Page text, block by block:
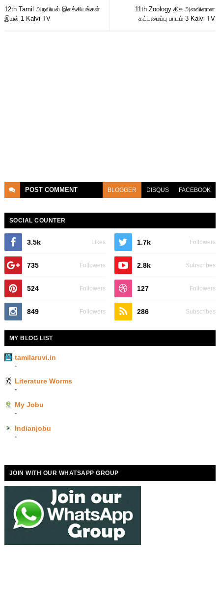
11th Zoology திசு அளவிளான
கட்டமைப்பு பாடம் 3 Kalvi TV
12th Tamil அறவியல் இலக்கியங்கள்
இயல் 1 Kalvi TV
POST COMMENT BLOGGER DISQUS FACEBOOK
SOCIAL COUNTER
3.5k Likes 1.7k Followers
735 Followers 2.8k Subscribes
524 Followers 127 Followers
849 Followers 286 Subscribes
MY BLOG LIST
tamilaruvi.in
-
Literature Worms
-
My Jobu
-
Indianjobu
-
JOIN WITH OUR WHATSAPP GROUP